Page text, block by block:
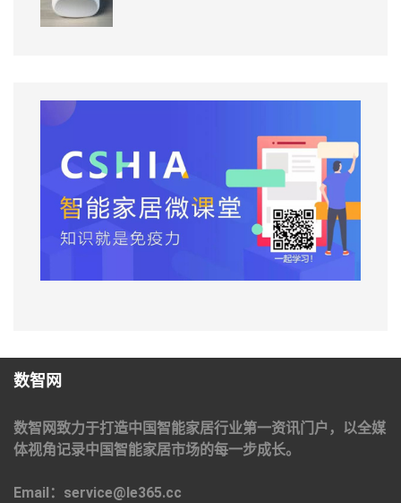
数智网
数智网致力于打造中国智能家居行业第一资讯门户，以全媒
体视角记录中国智能家居市场的每一步成长。
Email：service@le365.cc